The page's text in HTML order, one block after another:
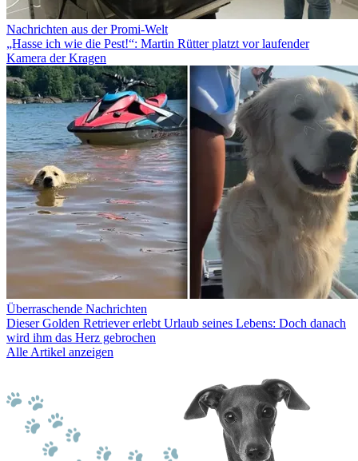
Nachrichten aus der Promi-Welt
„Hasse ich wie die Pest!“: Martin Rütter platzt vor laufender
Kamera der Kragen
Überraschende Nachrichten
Dieser Golden Retriever erlebt Urlaub seines Lebens: Doch danach
wird ihm das Herz gebrochen
Alle Artikel anzeigen